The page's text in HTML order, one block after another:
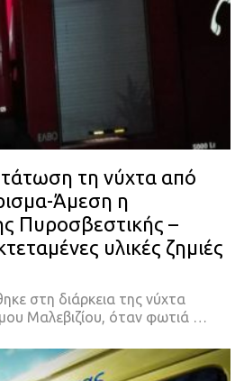
τη νύχτα από
Άμεση η
Πυροσβεστικής –
υλικές ζημιές
στη διάρκεια της νύχτα
Μαλεβιζίου, όταν φωτιά …